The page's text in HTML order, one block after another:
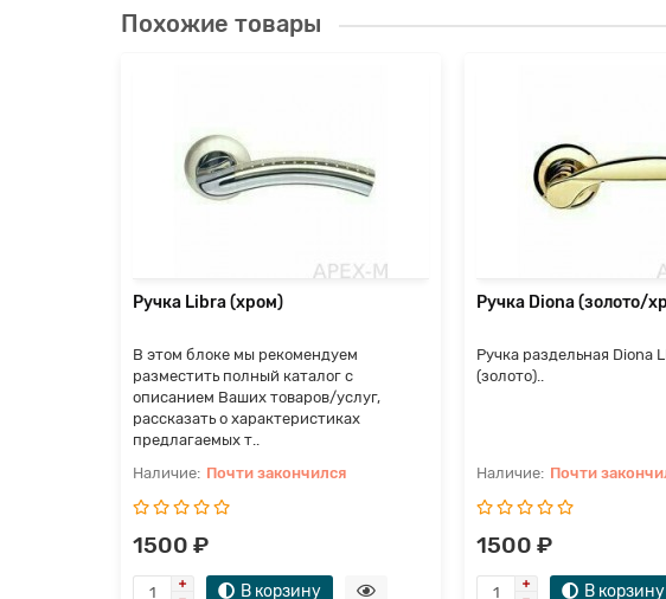
Похожие товары
Ручка Libra (хром)
В этом блоке мы рекомендуем
разместить полный каталог с
описанием Ваших товаров/услуг,
рассказать о характеристиках
предлагаемых т..
Почти закончился
1500 ₽
В корзину
Ручка Diona (золото/
Ручка раздельная Diona
(золото)..
Почти
1500 ₽
В корзину